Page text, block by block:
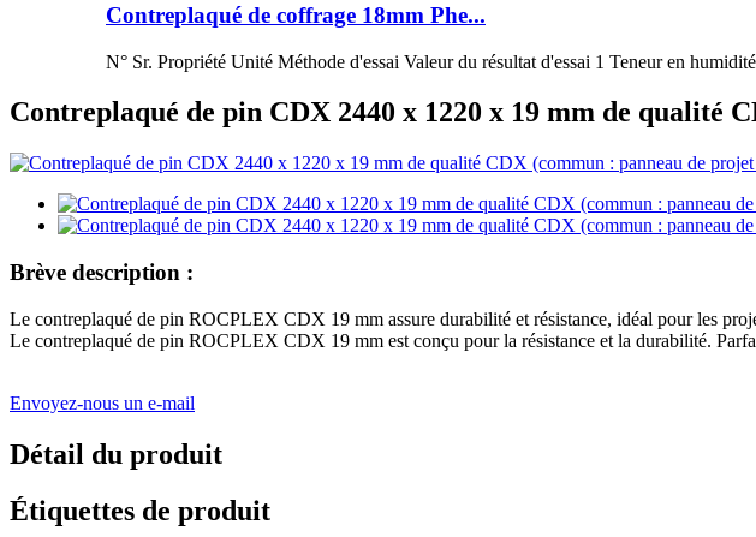
Contreplaqué de coffrage 18mm Phe...
N° Sr. Propriété Unité Méthode d'essai Valeur du résultat d'essai 1 Teneur en
Contreplaqué de pin CDX 2440 x 1220 x 19 mm de qualité
Brève description :
Le contreplaqué de pin ROCPLEX CDX 19 mm assure durabilité et résistance, idéal pour les
Le contreplaqué de pin ROCPLEX CDX 19 mm est conçu pour la résistance et la durabilité.
Envoyez-nous un e-mail
Détail du produit
Étiquettes de produit